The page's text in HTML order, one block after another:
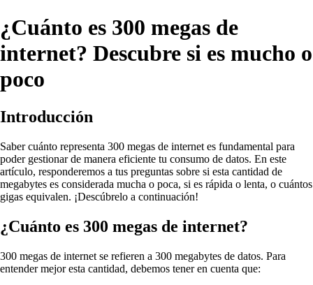
¿Cuánto es 300 megas de
internet? Descubre si es mucho o
poco
Introducción
Saber cuánto representa 300 megas de internet es fundamental para
poder gestionar de manera eficiente tu consumo de datos. En este
artículo, responderemos a tus preguntas sobre si esta cantidad de
megabytes es considerada mucha o poca, si es rápida o lenta, o cuántos
gigas equivalen. ¡Descúbrelo a continuación!
¿Cuánto es 300 megas de internet?
300 megas de internet se refieren a 300 megabytes de datos. Para
entender mejor esta cantidad, debemos tener en cuenta que: